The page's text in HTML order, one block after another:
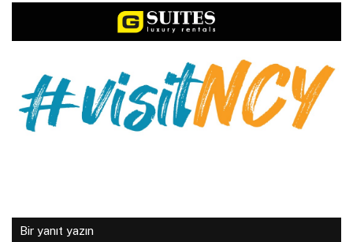
Bir yanıt yazın